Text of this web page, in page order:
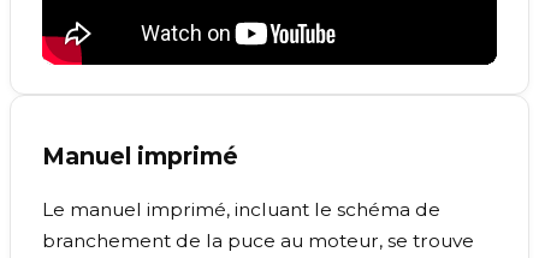
Manuel imprimé
Le manuel imprimé, incluant le schéma de
branchement de la puce au moteur, se trouve